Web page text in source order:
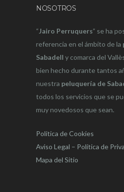
NOSOTROS
“Jairo Perruquers” se ha
referencia en el ámbito de la
Sabadell y comarca del
bien hecho durante tantos
nuestra peluquería de
todos los servicios que se
muy novedosos que sean.
Política de Cookies
Aviso Legal – Política de
Mapa del Sitio